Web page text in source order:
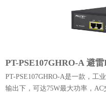
PT-PSE107GHRO-A 避
PT-PSE107GHRO-A是一款，工
输出下，可达75W最大功率，